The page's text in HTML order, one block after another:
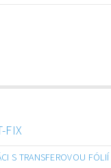
FIX
S TRANSFEROVOU FÓLIÍ